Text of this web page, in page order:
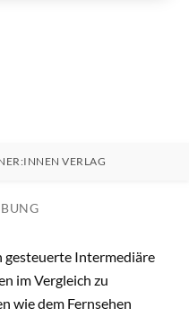
VERLAG
gesteuerte Intermediäre
im Vergleich zu
wie dem Fernsehen